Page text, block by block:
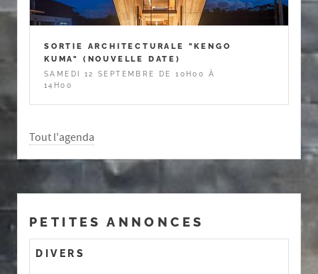
SORTIE ARCHITECTURALE "KENGO
KUMA" (NOUVELLE DATE)
SAMEDI 12 SEPTEMBRE DE 10H00 À
14H00
Tout l'agenda
PETITES ANNONCES
DIVERS